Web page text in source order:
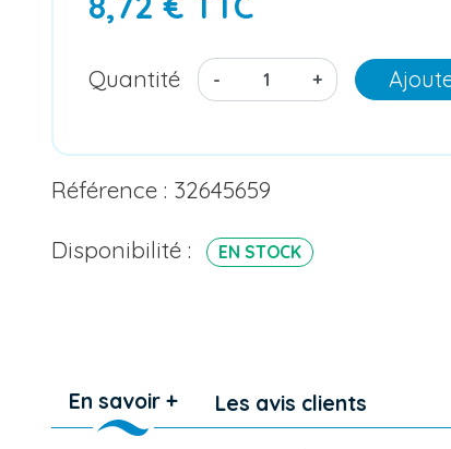
Quantité - +
Référence : 32645659
Disponibilité : EN STOCK
En savoir + Les avis clients